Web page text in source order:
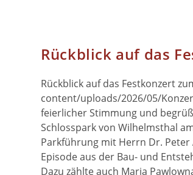
Rückblick auf das
Rückblick auf das Festkonzert
content/uploads/2026/05/
feierlicher Stimmung und
Schlosspark von Wilhelmsthal
Parkführung mit Herrn Dr.
Episode aus der Bau- und
Dazu zählte auch Maria